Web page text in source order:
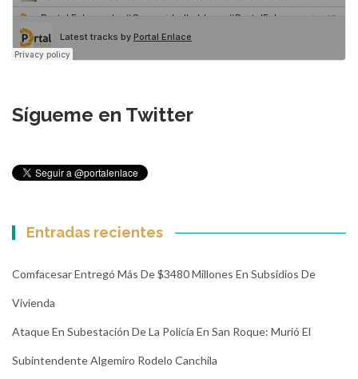
Sígueme en Twitter
Entradas recientes
Comfacesar Entregó Más De $3480 Millones En Subsidios De
Vivienda
Ataque En Subestación De La Policía En San Roque: Murió El
Subintendente Algemiro Rodelo Canchila